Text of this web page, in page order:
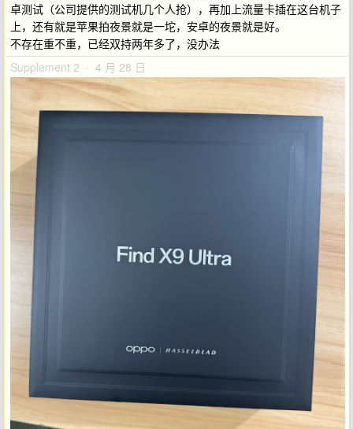
卓测试（公司提供的测试机几个人抢），再加上流量卡插在这台机子
上，还有就是苹果拍夜景就是一坨，安卓的夜景就是好。
不存在重不重，已经双持两年多了，没办法
Supplement 2 · 4 月 28 日